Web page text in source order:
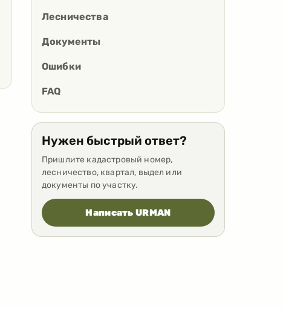
Лесничества
Документы
Ошибки
FAQ
Нужен быстрый ответ?
Пришлите кадастровый номер,
лесничество, квартал, выдел или
документы по участку.
Написать URMAN